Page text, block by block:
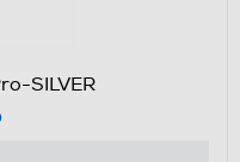
SILVER